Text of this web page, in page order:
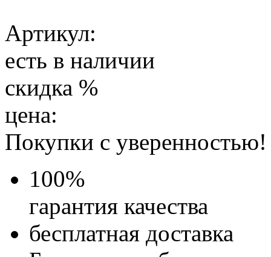
Артикул:
есть в наличии
скидка %
цена:
Покупки с уверенностью!
100%
гарантия качества
бесплатная доставка